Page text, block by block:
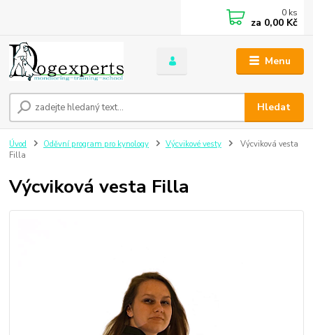
Menu
Hledat
0 ks
za 0,00 Kč
Úvod Oděvní program pro kynology Výcvikové vesty
Výcviková vesta
Filla
Výcviková vesta Filla